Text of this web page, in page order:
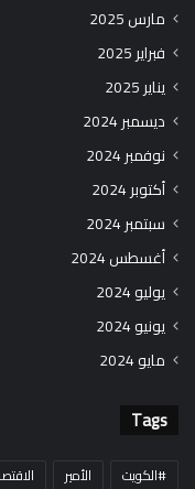
مارس 2025
فبراير 2025
يناير 2025
ديسمبر 2024
نوفمبر 2024
أكتوبر 2024
سبتمبر 2024
أغسطس 2024
يوليو 2024
يونيو 2024
مايو 2024
Tags
#الكويت الأمير